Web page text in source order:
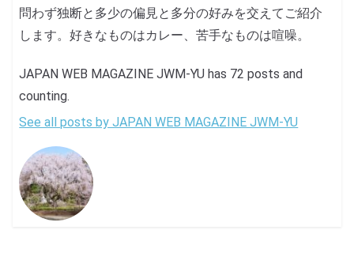
問わず独断と多少の偏見と多分の好みを交えてご紹介
します。好きなものはカレー、苦手なものは喧噪。
JAPAN WEB MAGAZINE JWM-YU has 72 posts and
counting.
See all posts by JAPAN WEB MAGAZINE JWM-YU